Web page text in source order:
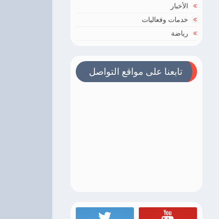
الأخبار
خدمات وفعاليات
رياضة
تابعنا على مواقع التواصل